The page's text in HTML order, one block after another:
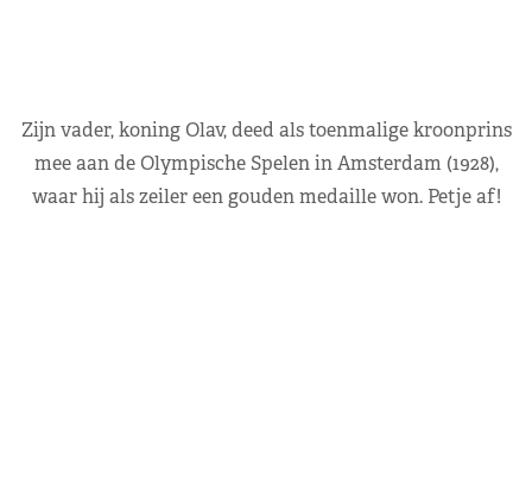
Zijn vader, koning Olav, deed als toenmalige kroonprins
mee aan de Olympische Spelen in Amsterdam (1928),
waar hij als zeiler een gouden medaille won. Petje af!